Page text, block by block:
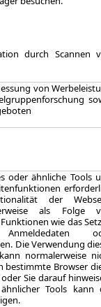
5
48
0.76
durch Scannen
von
oder ähnliche Tools
der
als Folge
wie das
Die Verwendung
normalerweise
bestimmte Browser
Sie darauf
Tools kann